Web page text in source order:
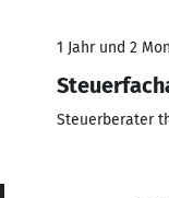
1 Jahr und 2
Steuerberater